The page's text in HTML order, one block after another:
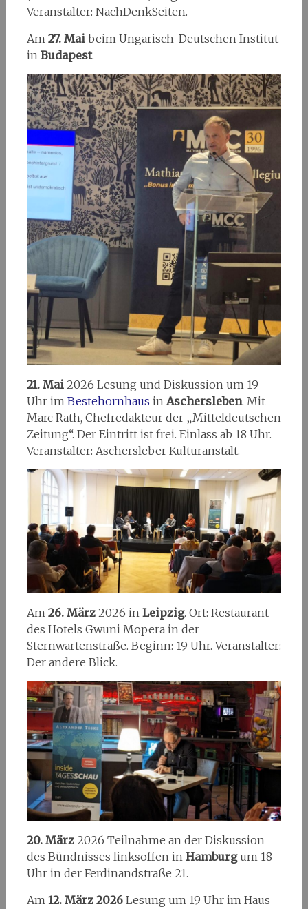
Veranstalter: NachDenkSeiten.
Am 27. Maibeim Ungarisch-Deutschen Institut
in Budapest.
21. Mai2026 Lesung und Diskussion um 19
Uhr im Bestehornhaus in Aschersleben. Mit
Marc Rath, Chefredakteur der „Mitteldeutschen
Zeitung“. Der Eintritt ist frei. Einlass ab 18 Uhr.
Veranstalter: Aschersleber Kulturanstalt.
Am 26. März2026 in Leipzig. Ort: Restaurant
des Hotels Gwuni Mopera in der
Sternwartenstraße. Beginn: 19 Uhr. Veranstalter:
Der andere Blick.
20. März2026 Teilnahme an der Diskussion
des Bündnisses linksoffen in Hamburgum 18
Uhr in der Ferdinandstraße 21.
Am12. März 2026Lesung um 19 Uhr im Haus